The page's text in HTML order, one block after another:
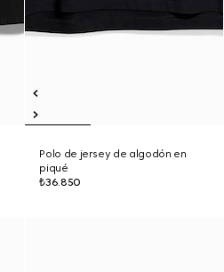
Polo de jersey de algodón en
piqué
₺36.850